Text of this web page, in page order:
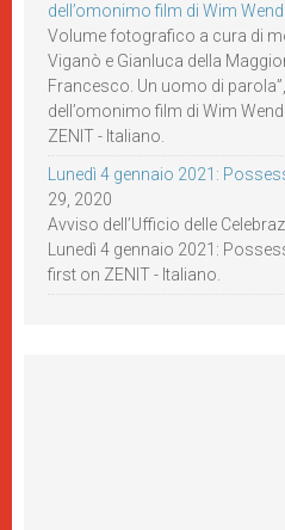
dell’omonimo film di Wim
Volume fotografico a cura di
Viganò e Gianluca della
Francesco. Un uomo di
dell’omonimo film di Wim
ZENIT - Italiano.
Lunedì 4 gennaio 2021:
29, 2020
Avviso dell’Ufficio delle
Lunedì 4 gennaio 2021:
first on ZENIT - Italiano.